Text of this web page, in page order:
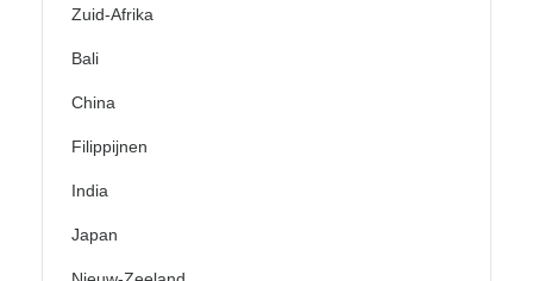
Zuid-Afrika
Bali
China
Filippijnen
India
Japan